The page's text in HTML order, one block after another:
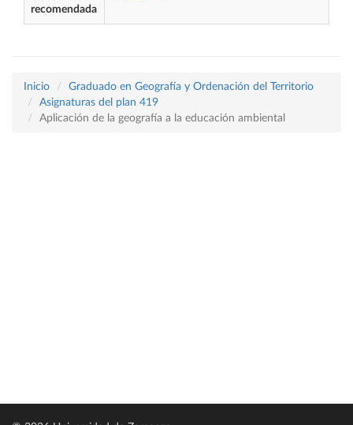
recomendada
Inicio
Graduado en Geografía y Ordenación del Territorio
Asignaturas del plan 419
Aplicación de la geografía a la educación ambiental